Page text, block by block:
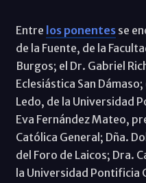
Entre los ponentesse
de la Fuente, de la
Burgos; el Dr. Gabriel
Eclesiástica San
Ledo, de la Universidad
Eva Fernández Mateo,
Católica General; Dña.
del Foro de Laicos; Dra.
la Universidad Pontificia